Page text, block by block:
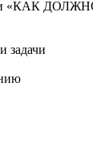
«КАК
задачи